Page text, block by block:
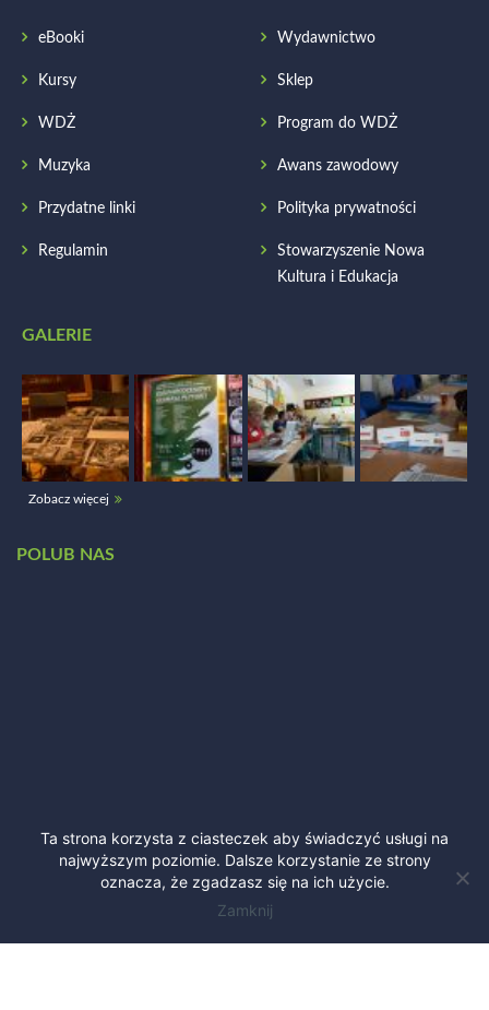
eBooki Wydawnictwo
Kursy Sklep
WDŻ Program do WDŻ
Muzyka Awans zawodowy
Przydatne linki Polityka prywatności
Regulamin
Stowarzyszenie Nowa
Kultura i Edukacja
GALERIE
Zobacz więcej
POLUB NAS
Ta strona korzysta z ciasteczek aby świadczyć usługi na
najwyższym poziomie. Dalsze korzystanie ze strony
oznacza, że zgadzasz się na ich użycie.
Zamknij